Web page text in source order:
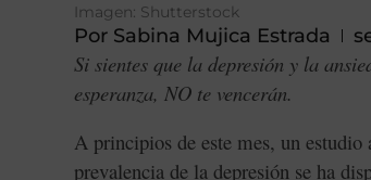
Imagen: Shutterstock
Por Sabina Mujica Estrada
Si sientes que la depresión y la
esperanza, NO te vencerán.
A principios de este mes, un
prevalencia de la depresión se ha